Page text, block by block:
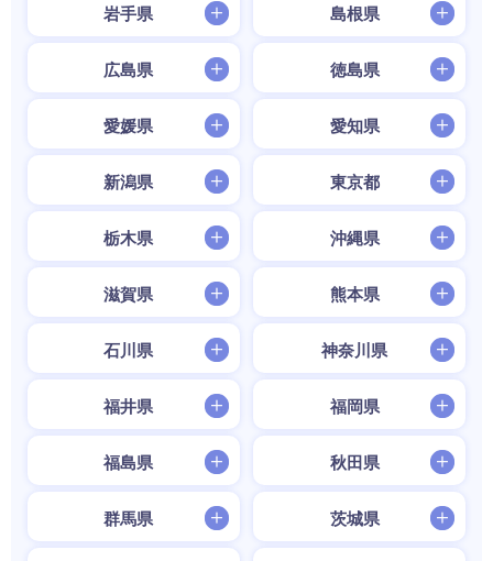
岩手県 島根県
広島県 徳島県
愛媛県 愛知県
新潟県 東京都
栃木県 沖縄県
滋賀県 熊本県
石川県 神奈川県
福井県 福岡県
福島県 秋田県
群馬県 茨城県